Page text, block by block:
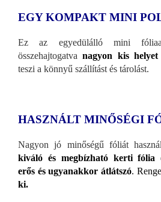
EGY KOMPAKT MINI
Ez az egyedülálló mini
összehajtogatvanagyon kis
teszi a könnyű szállítást és tárolást.
HASZNÁLT MINŐSÉGI
Nagyon jó minőségű fóliát
kiváló és megbízható kerti fólia
erős és ugyanakkor átlátszó.
ki.